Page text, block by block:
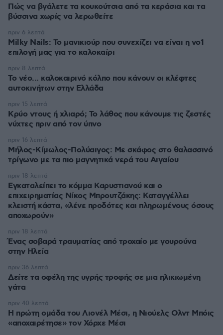
Πώς να βγάλετε τα κουκούτσια από τα κεράσια και τα
βύσσινα χωρίς να λερωθείτε
Milky Nails: Το μανικιούρ που συνεχίζει να είναι η νο1
επιλογή μας για το καλοκαίρι
πριν 6 λεπτά
Το νέο... καλοκαιρινό κόλπο που κάνουν οι κλέφτες
αυτοκινήτων στην Ελλάδα
πριν 8 λεπτά
Κρύο ντους ή χλιαρό; Το λάθος που κάνουμε τις ζεστές
νύχτες πριν από τον ύπνο
πριν 15 λεπτά
Μήλος-Κίμωλος-Πολύαιγος: Με σκάφος στο θαλασσινό
τρίγωνο με τα πιο μαγνητικά νερά του Αιγαίου
πριν 16 λεπτά
Εγκαταλείπει το κόμμα Καρυστιανού και ο
επιχειρηματίας Νίκος Μπρουτζάκης: Καταγγέλλει
κλειστή κάστα, «λένε προδότες και πληρωμένους όσους
αποχωρούν»
πριν 18 λεπτά
Ένας σοβαρά τραυματίας από τροχαίο με γουρούνα
στην Ηλεία
πριν 18 λεπτά
Δείτε τα οφέλη της υγρής τροφής σε μια ηλικιωμένη
γάτα
πριν 36 λεπτά
Η πρώτη ομάδα του Λιονέλ Μέσι, η Νιούελς Ολντ Μπόις
«αποχαιρέτησε» τον Χόρχε Μέσι
πριν 40 λεπτά